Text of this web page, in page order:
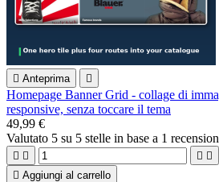
 Anteprima 
Homepage Banner Grid - collage di
responsive, senza toccare il tema
49,99 €
Valutato 5 su 5 stelle in base a 1
   
 Aggiungi al carrello